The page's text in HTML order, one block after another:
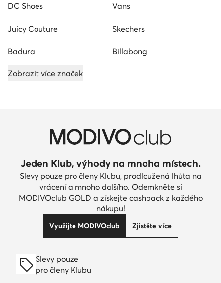
DC Shoes Vans
Juicy Couture Skechers
Badura Billabong
Zobrazit více značek
Jeden Klub, výhody na mnoha místech.
Slevy pouze pro členy Klubu, prodloužená lhůta na
vrácení a mnoho dalšího. Odemkněte si
MODIVOclub GOLD a získejte cashback z každého
nákupu!
Využijte MODIVOclub Zjistěte více
Slevy pouze
pro členy Klubu